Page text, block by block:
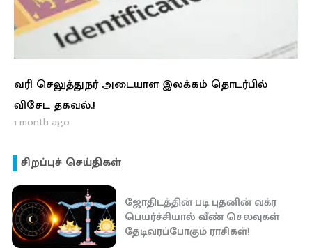
வரி செலுத்துநர் அடையாள இலக்கம் தொடர்பில்
விசேட தகவல்.!
1 month ago
சிறப்புச் செய்திகள்
ஜோதிடத்தின் படி புதனின் வக்ர
பெயர்ச்சியால் வீண் செலவுகள்
தேடிவரப்போகும் ராசிகள்!